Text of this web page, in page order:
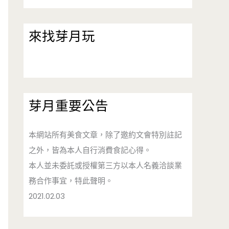
來找芽月玩
芽月重要公告
本網站所有美食文章，除了邀約文會特別註記
之外，皆為本人自行消費食記心得。
本人並未委託或授權第三方以本人名義洽談業
務合作事宜，特此聲明。
2021.02.03